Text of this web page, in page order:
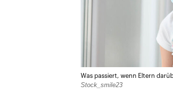
Was passiert, wenn Eltern
Stock_smile23